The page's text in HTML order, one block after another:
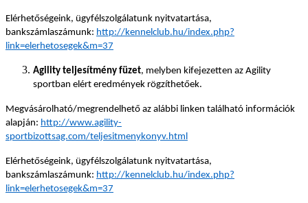
Elérhetőségeink, ügyfélszolgálatunk nyitvatartása,
bankszámlaszámunk: http://kennelclub.hu/index.php?
link=elerhetosegek&m=37
Agility teljesítmény füzet, melyben kifejezetten az Agility
sportban elért eredmények rögzíthetőek.
Megvásárolható/megrendelhető az alábbi linken található információk
alapján: http://www.agility-
sportbizottsag.com/teljesitmenykonyv.html
Elérhetőségeink, ügyfélszolgálatunk nyitvatartása,
bankszámlaszámunk: http://kennelclub.hu/index.php?
link=elerhetosegek&m=37